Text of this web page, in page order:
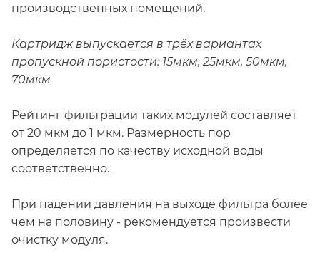
производственных помещений.
Картридж выпускается в трёх вариантах
пропускной пористости: 15мкм, 25мкм, 50мкм,
70мкм
Рейтинг фильтрации таких модулей составляет
от 20 мкм до 1 мкм. Размерность пор
определяется по качеству исходной воды
соответственно.
При падении давления на выходе фильтра более
чем на половину - рекомендуется произвести
очистку модуля.